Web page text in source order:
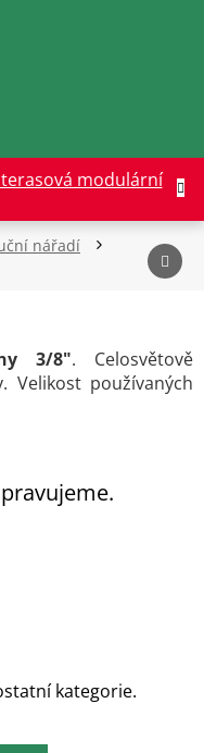
modulární
nářadí
3/8". Celosvětově
Velikost používaných
kategorie.